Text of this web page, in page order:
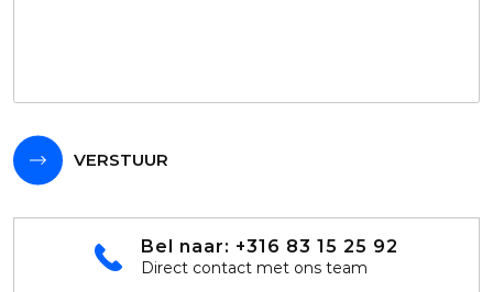
VERSTUUR
Bel naar: +316 83 15 25 92
Direct contact met ons team